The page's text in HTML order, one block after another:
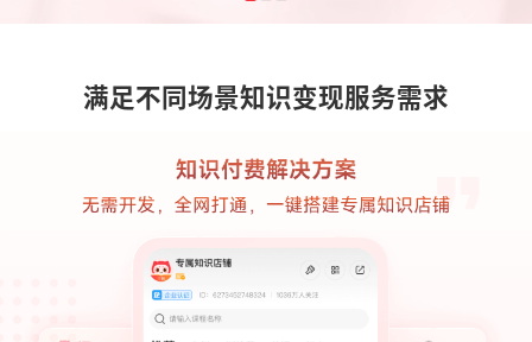
满足不同场景知识变现服务需求